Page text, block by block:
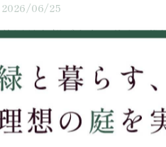
2026/06/25
静岡県東部で庭木の剪定・伐
て、プロが実際の現場で確
にちは。 静…